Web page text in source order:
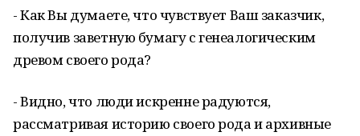
- Как Вы думаете, что чувствует Ваш заказчик,
получив заветную бумагу с генеалогическим
древом своего рода?
- Видно, что люди искренне радуются,
рассматривая историю своего рода и архивные